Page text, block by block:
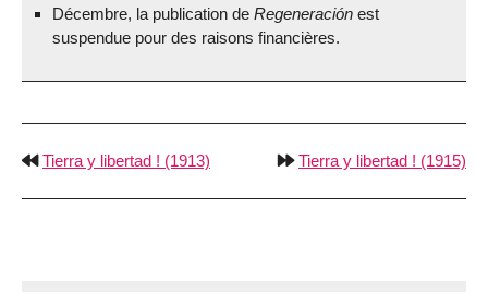
Décembre, la publication deRegeneración est
suspendue pour des raisons financières.
Tierra y libertad ! (1913) Tierra y libertad ! (1915)